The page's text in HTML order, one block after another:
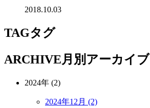
2018.10.03
TAGタグ
ARCHIVE月別アーカイブ
2024年 (2)
2024年12月 (2)